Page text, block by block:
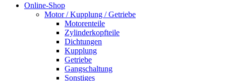
Online-Shop
Motor / Kupplung / Getriebe
Motorenteile
Zylinderkopfteile
Dichtungen
Kupplung
Getriebe
Gangschaltung
Sonstiges